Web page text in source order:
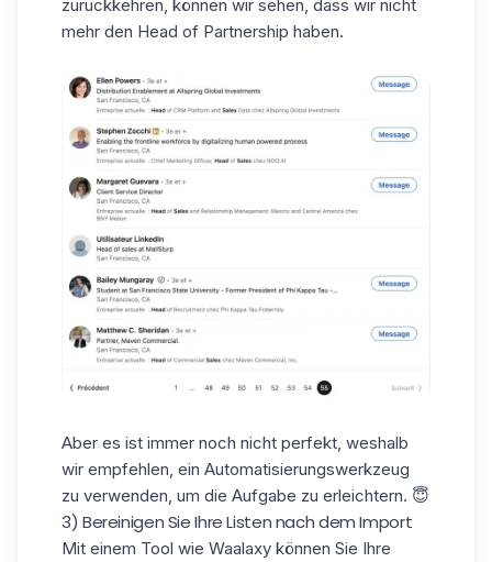
zurückkehren, können wir sehen, dass wir nicht
mehr den Head of Partnership haben.
Aber es ist immer noch nicht perfekt, weshalb
wir empfehlen, ein Automatisierungswerkzeug
zu verwenden, um die Aufgabe zu erleichtern. 😇
3) Bereinigen Sie Ihre Listen nach dem Import
Mit einem Tool wie Waalaxy können Sie Ihre